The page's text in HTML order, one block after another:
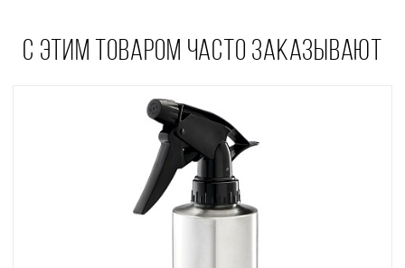
С ЭТИМ ТОВАРОМ ЧАСТО ЗАКАЗЫВАЮТ